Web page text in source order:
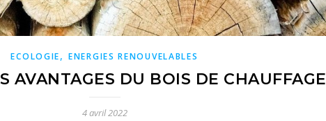
ECOLOGIE,ENERGIES RENOUVELABLES
AVANTAGES DU BOIS DE CHAUFFAGE
4 avril 2022